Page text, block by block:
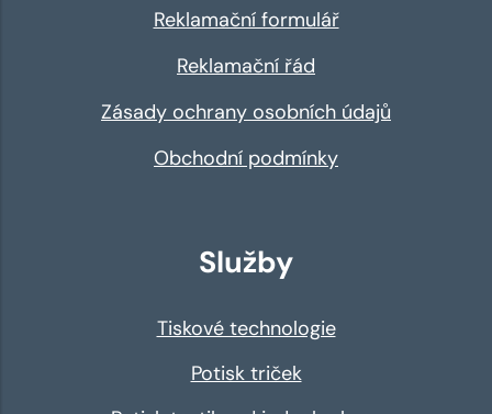
Reklamační formulář
Reklamační řád
Zásady ochrany osobních údajů
Obchodní podmínky
Služby
Tiskové technologie
Potisk triček